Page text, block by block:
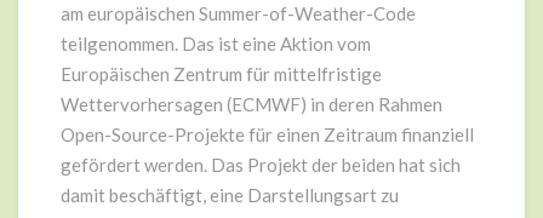
am europäischen Summer-of-Weather-Code
teilgenommen. Das ist eine Aktion vom
Europäischen Zentrum für mittelfristige
Wettervorhersagen (ECMWF) in deren Rahmen
Open-Source-Projekte für einen Zeitraum finanziell
gefördert werden. Das Projekt der beiden hat sich
damit beschäftigt, eine Darstellungsart zu